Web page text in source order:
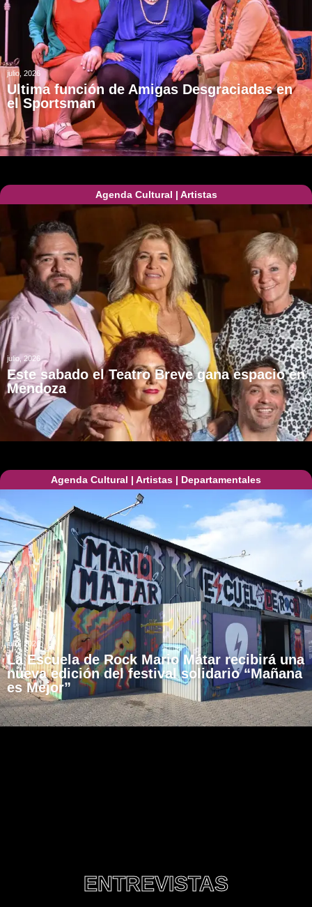
julio, 2026
Ultima función de Amigas Desgraciadas en
el Sportsman
Agenda Cultural | Artistas
julio, 2026
Este sabado el Teatro Breve gana espacio en
Mendoza
Agenda Cultural | Artistas | Departamentales
julio, 2026
La Escuela de Rock Mario Mátar recibirá una
nueva edición del festival solidario “Mañana
es Mejor”
ENTREVISTAS